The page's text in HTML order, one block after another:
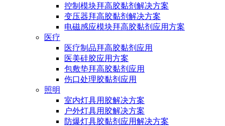
控制模块拜高胶黏剂解决方案
变压器拜高胶黏剂解决方案
电磁感应模块拜高胶黏剂应用方案
医疗
医疗制品拜高胶黏剂应用
医美硅胶应用方案
包敷垫拜高胶黏剂应用
伤口处理胶黏剂应用
照明
室内灯具用胶解决方案
户外灯具用胶解决方案
防爆灯具胶黏剂应用解决方案